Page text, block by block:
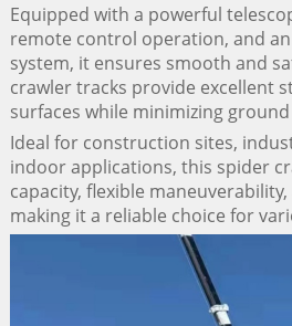
Equipped with a powerful
remote control operation, and
system, it ensures smooth and
crawler tracks provide excellent
surfaces while minimizing
Ideal for construction sites,
indoor applications, this spider
capacity, flexible
making it a reliable choice for